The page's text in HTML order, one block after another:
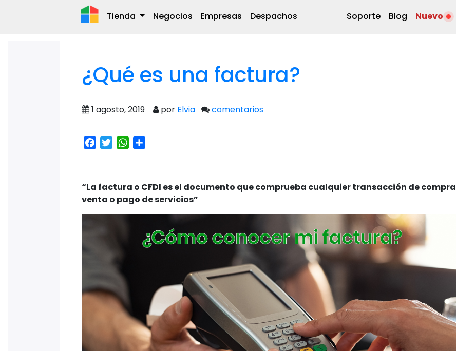
Tienda Negocios Empresas Despachos Soporte Blog Nuevo
¿Qué es una factura?
1 agosto, 2019 por Elvia comentarios
Facebook
TwitterWhatsApp
“La factura o CFDI es el documento que comprueba cualquier transacción de compra
venta o pago de servicios”